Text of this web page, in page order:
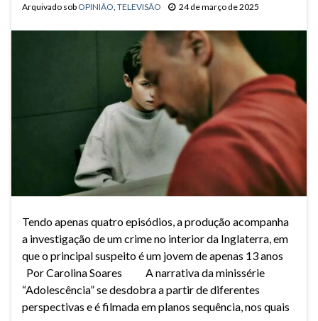
Arquivado sob OPINIÃO TELEVISÃO 24 de março de 2025
Tendo apenas quatro episódios, a produção acompanha
a investigação de um crime no interior da Inglaterra, em
que o principal suspeito é um jovem de apenas 13 anos
Por Carolina Soares A narrativa da minissérie
“Adolescência” se desdobra a partir de diferentes
perspectivas e é filmada em planos sequência, nos quais